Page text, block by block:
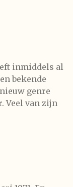
inmiddels al
bekende
genre
Veel van zijn